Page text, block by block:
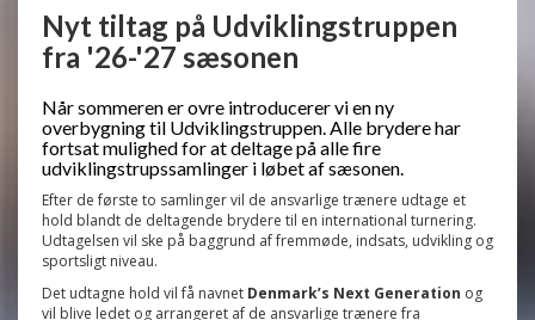
Nyt tiltag på Udviklingstruppen
fra '26-'27 sæsonen
Når sommeren er ovre introducerer vi en ny
overbygning til Udviklingstruppen. Alle brydere har
fortsat mulighed for at deltage på alle fire
udviklingstrupssamlinger i løbet af sæsonen.
Efter de første to samlinger vil de ansvarlige trænere udtage et
hold blandt de deltagende brydere til en international turnering.
Udtagelsen vil ske på baggrund af fremmøde, indsats, udvikling og
sportsligt niveau.
Det udtagne hold vil få navnet Denmark’s Next Generation og
vil blive ledet og arrangeret af de ansvarlige trænere fra